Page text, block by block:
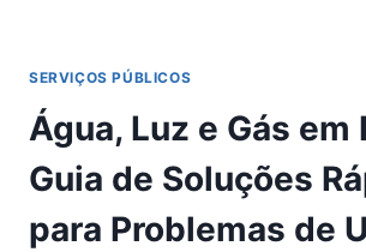
SERVIÇOS PÚBLICOS
Água, Luz e Gás em
Guia de Soluções
para Problemas de